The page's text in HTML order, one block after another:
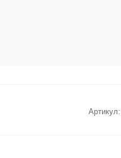
Артикул: